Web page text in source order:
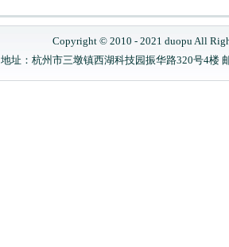
Copyright © 2010 - 2021 duopu All
地址：杭州市三墩镇西湖科技园振华路320号4楼